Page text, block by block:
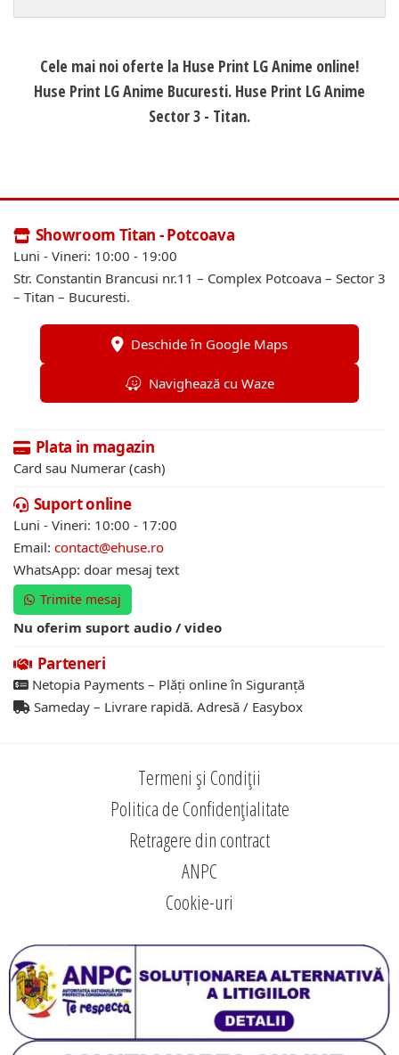
Cele mai noi oferte la Huse Print LG Anime online!
Huse Print LG Anime Bucuresti. Huse Print LG Anime
Sector 3 - Titan.
Showroom Titan - Potcoava
Luni - Vineri: 10:00 - 19:00
Str. Constantin Brancusi nr.11 – Complex Potcoava – Sector 3
– Titan – Bucuresti.
Deschide în Google Maps
Navighează cu Waze
Plata in magazin
Card sau Numerar (cash)
Suport online
Luni - Vineri: 10:00 - 17:00
Email: contact@ehuse.ro
WhatsApp: doar mesaj text
Trimite mesaj
Nu oferim suport audio / video
Parteneri
Netopia Payments – Plăți online în Siguranță
Sameday – Livrare rapidă. Adresă / Easybox
Termeni și Condiții
Politica de Confidențialitate
Retragere din contract
ANPC
Cookie-uri